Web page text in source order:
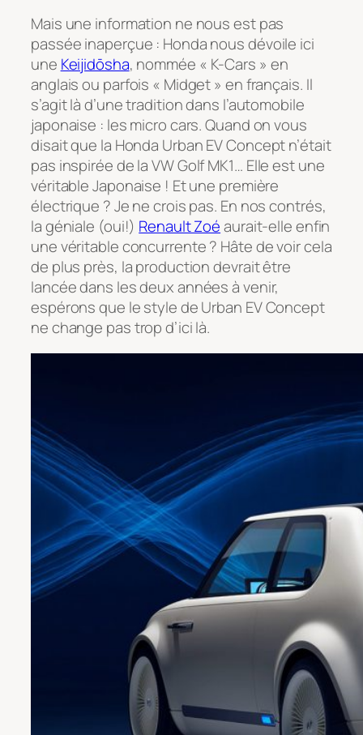
Mais une information ne nous est pas
passée inaperçue : Honda nous dévoile ici
une Keijidōsha, nommée « K-Cars » en
anglais ou parfois « Midget » en français. Il
s’agit là d’une tradition dans l’automobile
japonaise : les micro cars. Quand on vous
disait que la Honda Urban EV Concept n’était
pas inspirée de la VW Golf MK1… Elle est une
véritable Japonaise ! Et une première
électrique ? Je ne crois pas. En nos contrés,
la géniale (oui!) Renault Zoéaurait-elle enfin
une véritable concurrente ? Hâte de voir cela
de plus près, la production devrait être
lancée dans les deux années à venir,
espérons que le style de Urban EV Concept
ne change pas trop d’ici là.